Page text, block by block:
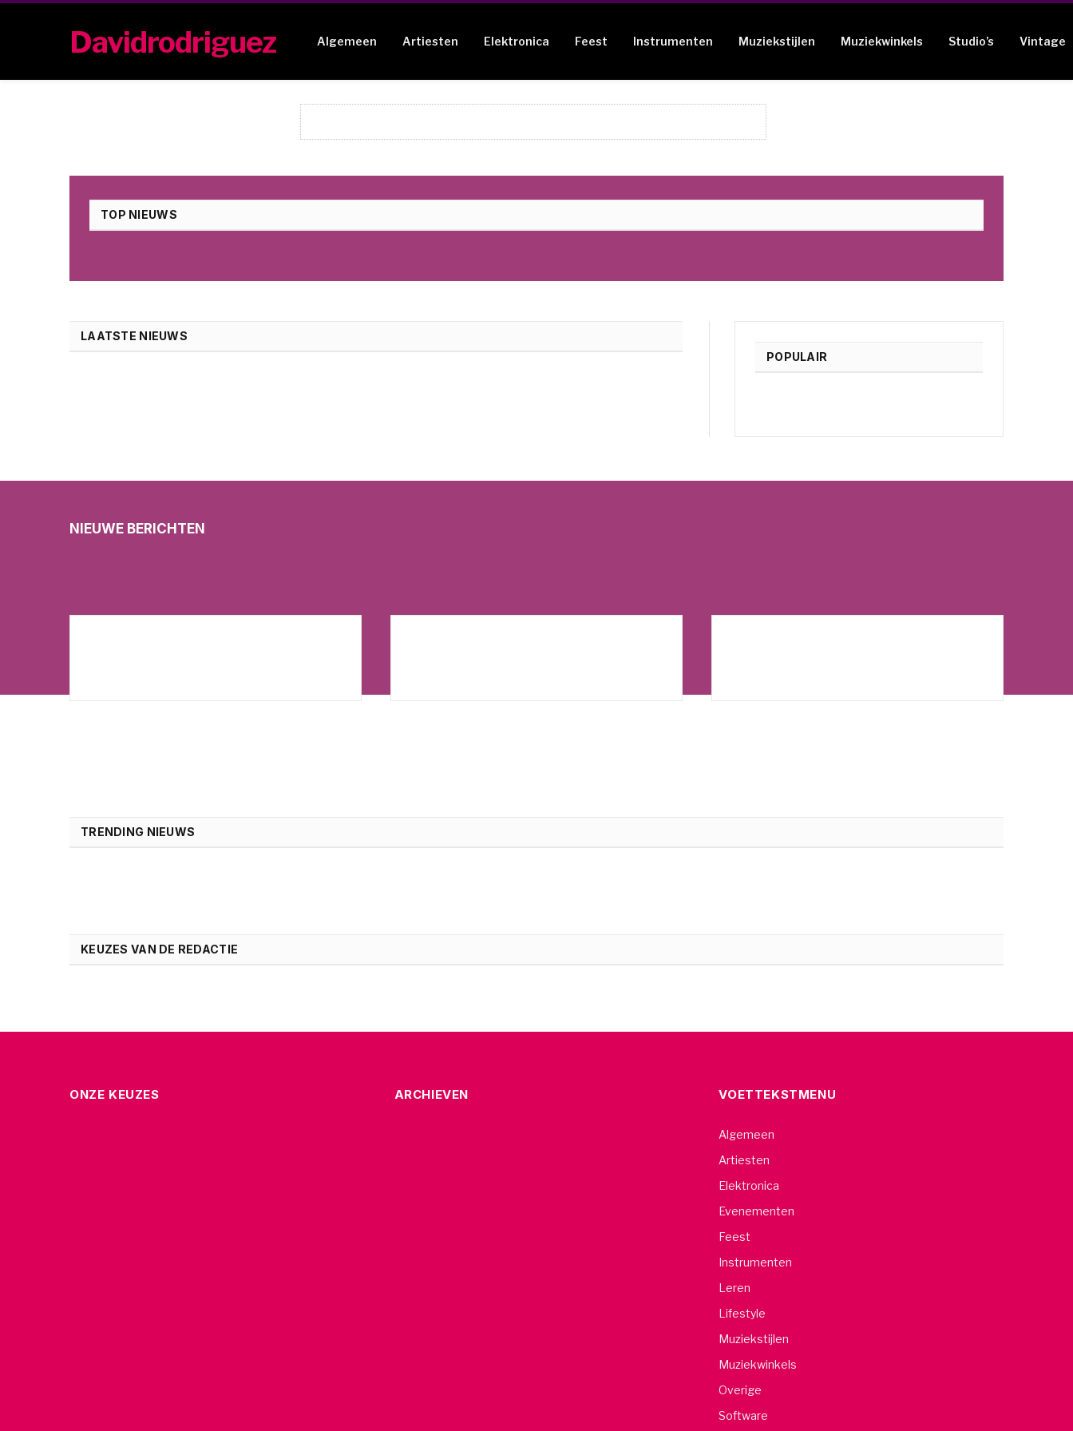
Davidrodriguez Algemeen Artiesten Elektronica Feest Instrumenten Muziekstijlen Muziekwinkels Studio’s Vintage
TOP NIEUWS
LAATSTE NIEUWS
POPULAIR
NIEUWE BERICHTEN
TRENDING NIEUWS
KEUZES VAN DE REDACTIE
ONZE KEUZES ARCHIEVEN VOETTEKSTMENU
Algemeen
Artiesten
Elektronica
Evenementen
Feest
Instrumenten
Leren
Lifestyle
Muziekstijlen
Muziekwinkels
Overige
Software